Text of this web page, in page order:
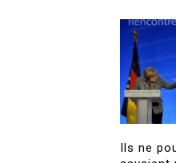
Ils ne